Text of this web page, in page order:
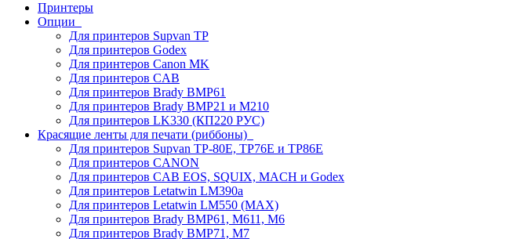
Принтеры
Опции
Для принтеров Supvan TP
Для принтеров Godex
Для принтеров Canon MK
Для принтеров CAB
Для принтеров Brady BMP61
Для принтеров Brady BMP21 и M210
Для принтеров LK330 (КП220 РУС)
Красящие ленты для печати (риббоны)
Для принтеров Supvan TP-80E, TP76E и TP86E
Для принтеров CANON
Для принтеров CAB EOS, SQUIX, MACH и Godex
Для принтеров Letatwin LM390a
Для принтеров Letatwin LM550 (MAX)
Для принтеров Brady BMP61, M611, M6
Для принтеров Brady BMP71, M7